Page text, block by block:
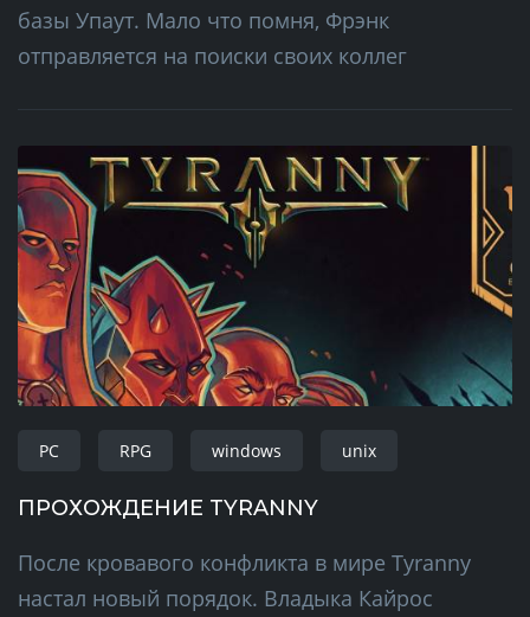
базы Упаут. Мало что помня, Фрэнк
отправляется на поиски своих коллег
PC RPG windows unix
ПРОХОЖДЕНИЕ TYRANNY
После кровавого конфликта в мире Tyranny
настал новый порядок. Владыка Кайрос